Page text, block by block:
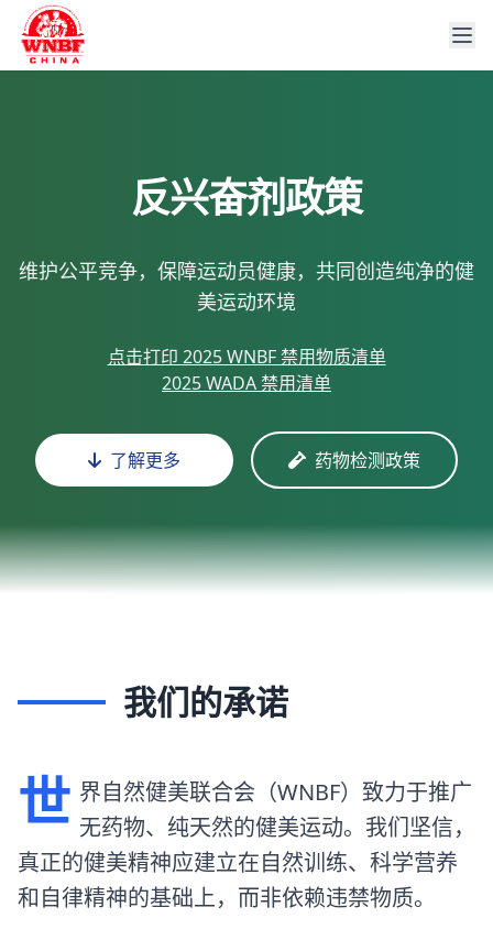
反兴奋剂政策
维护公平竞争，保障运动员健康，共同创造纯净的健
美运动环境
点击打印 2025 WNBF 禁用物质清单
2025 WADA 禁用清单
了解更多 药物检测政策
我们的承诺
世 界自然健美联合会（WNBF）致力于推广
无药物、纯天然的健美运动。我们坚信，
真正的健美精神应建立在自然训练、科学营养
和自律精神的基础上，而非依赖违禁物质。